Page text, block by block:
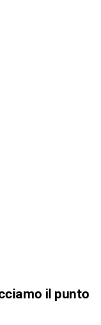
il punto